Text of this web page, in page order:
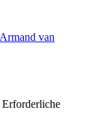
Armand van
Erforderliche